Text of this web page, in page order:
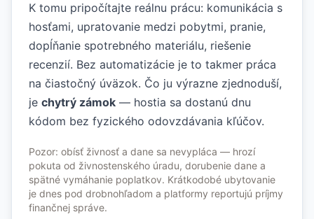
K tomu pripočítajte reálnu prácu: komunikácia s
hosťami, upratovanie medzi pobytmi, pranie,
dopĺňanie spotrebného materiálu, riešenie
recenzií. Bez automatizácie je to takmer práca
na čiastočný úväzok. Čo ju výrazne zjednoduší,
je chytrý zámok — hostia sa dostanú dnu
kódom bez fyzického odovzdávania kľúčov.
Pozor: obísť živnosť a dane sa nevypláca — hrozí
pokuta od živnostenského úradu, dorubenie dane a
spätné vymáhanie poplatkov. Krátkodobé ubytovanie
je dnes pod drobnohľadom a platformy reportujú príjmy
finančnej správe.